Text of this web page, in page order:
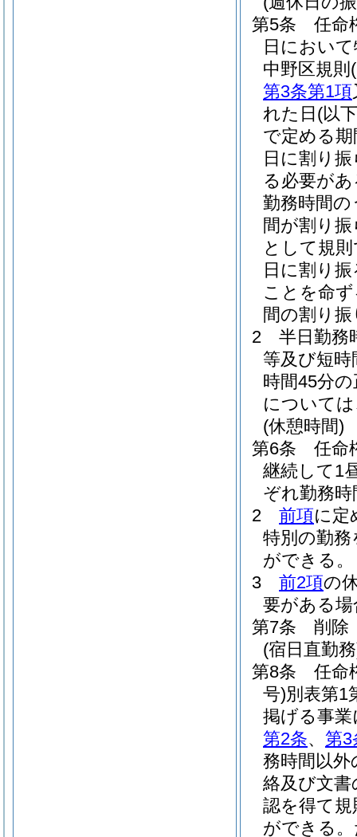
第5条
任命
日におい
中野区規則
第3条第1項
れた日 (以
で定める
日に割り
る必要が
勤務時間の
間が割り
として規
日に割り
ことを命
間の割り
2
半日勤務
等及び短時
時間45分
について
(休憩時間)
第6条
任命
継続して1
ぞれ勤務
2
前項に定
特別の勤
ができる。
3
前2項の
要がある
第7条
削除
(宿日直勤
第8条
任命
号)別表第1
掲げる事
第2条、 第3
務時間以
絡及び文
認を得て
ができる。